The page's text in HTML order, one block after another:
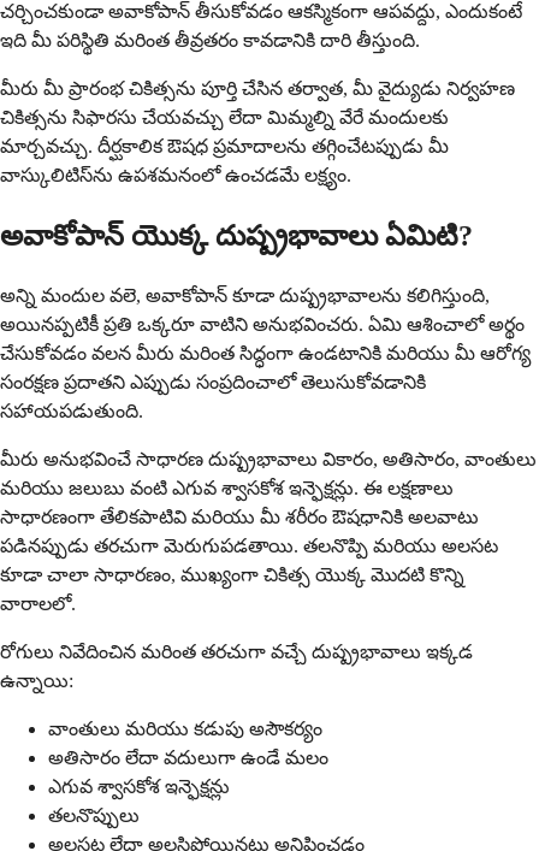
చర్చించకుండా అవాకోపాన్ తీసుకోవడం ఆకస్మికంగా ఆపవద్దు, ఎందుకంటే
ఇది మీ పరిస్థితి మరింత తీవ్రతరం కావడానికి దారి తీస్తుంది.
మీరు మీ ప్రారంభ చికిత్సను పూర్తి చేసిన తర్వాత, మీ వైద్యుడు నిర్వహణ
చికిత్సను సిఫారసు చేయవచ్చు లేదా మిమ్మల్ని వేరే మందులకు
మార్చవచ్చు. దీర్ఘకాలిక ఔషధ ప్రమాదాలను తగ్గించేటప్పుడు మీ
వాస్కులిటిస్‌ను ఉపశమనంలో ఉంచడమే లక్ష్యం.
అవాకోపాన్ యొక్క దుష్ప్రభావాలు ఏమిటి?
అన్ని మందుల వలె, అవాకోపాన్ కూడా దుష్ప్రభావాలను కలిగిస్తుంది,
అయినప్పటికీ ప్రతి ఒక్కరూ వాటిని అనుభవించరు. ఏమి ఆశించాలో అర్థం
చేసుకోవడం వలన మీరు మరింత సిద్ధంగా ఉండటానికి మరియు మీ ఆరోగ్య
సంరక్షణ ప్రదాతని ఎప్పుడు సంప్రదించాలో తెలుసుకోవడానికి
సహాయపడుతుంది.
మీరు అనుభవించే సాధారణ దుష్ప్రభావాలు వికారం, అతిసారం, వాంతులు
మరియు జలుబు వంటి ఎగువ శ్వాసకోశ ఇన్ఫెక్షన్లు. ఈ లక్షణాలు
సాధారణంగా తేలికపాటివి మరియు మీ శరీరం ఔషధానికి అలవాటు
పడినప్పుడు తరచుగా మెరుగుపడతాయి. తలనొప్పి మరియు అలసట
కూడా చాలా సాధారణం, ముఖ్యంగా చికిత్స యొక్క మొదటి కొన్ని
వారాలలో.
రోగులు నివేదించిన మరింత తరచుగా వచ్చే దుష్ప్రభావాలు ఇక్కడ
ఉన్నాయి:
వాంతులు మరియు కడుపు అసౌకర్యం
అతిసారం లేదా వదులుగా ఉండే మలం
ఎగువ శ్వాసకోశ ఇన్ఫెక్షన్లు
తలనొప్పులు
అలసట లేదా అలసిపోయినట్లు అనిపించడం